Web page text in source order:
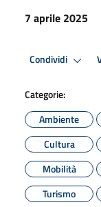
7 aprile 2025
Condividi
Categorie:
Ambiente
Cultura
Mobilità
Turismo